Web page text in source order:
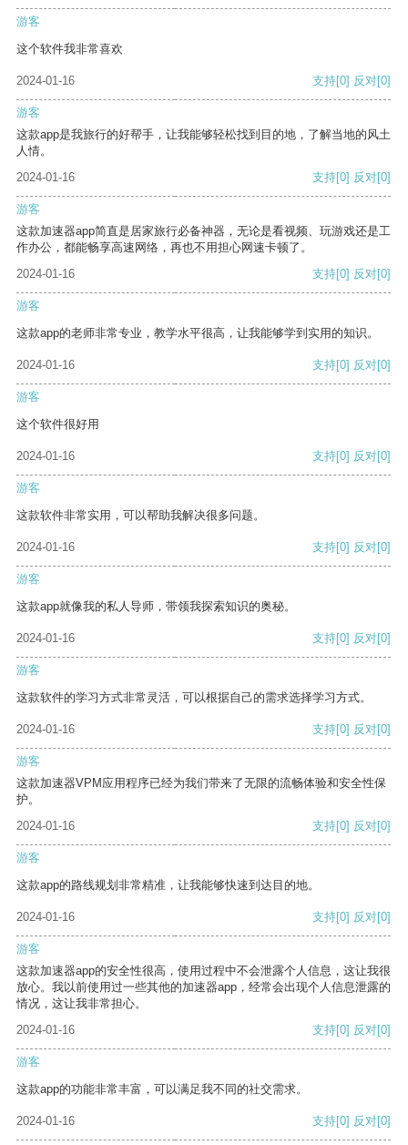
游客
这个软件我非常喜欢
2024-01-16 支持[0] 反对[0]
游客
这款app是我旅行的好帮手，让我能够轻松找到目的地，了解当地的风土
人情。
2024-01-16
支持[0] 反对[0]
游客
这款加速器app简直是居家旅行必备神器，无论是看视频、玩游戏还是工
作办公，都能畅享高速网络，再也不用担心网速卡顿了。
2024-01-16
支持[0] 反对[0]
游客
这款app的老师非常专业，教学水平很高，让我能够学到实用的知识。
2024-01-16 支持[0] 反对[0]
游客
这个软件很好用
2024-01-16 支持[0] 反对[0]
游客
这款软件非常实用，可以帮助我解决很多问题。
2024-01-16 支持[0] 反对[0]
游客
这款app就像我的私人导师，带领我探索知识的奥秘。
2024-01-16 支持[0] 反对[0]
游客
这款软件的学习方式非常灵活，可以根据自己的需求选择学习方式。
2024-01-16 支持[0] 反对[0]
游客
这款加速器VPM应用程序已经为我们带来了无限的流畅体验和安全性保
护。
2024-01-16
支持[0] 反对[0]
游客
这款app的路线规划非常精准，让我能够快速到达目的地。
2024-01-16 支持[0] 反对[0]
游客
这款加速器app的安全性很高，使用过程中不会泄露个人信息，这让我很
放心。我以前使用过一些其他的加速器app，经常会出现个人信息泄露的
情况，这让我非常担心。
2024-01-16
支持[0] 反对[0]
游客
这款app的功能非常丰富，可以满足我不同的社交需求。
2024-01-16 支持[0] 反对[0]